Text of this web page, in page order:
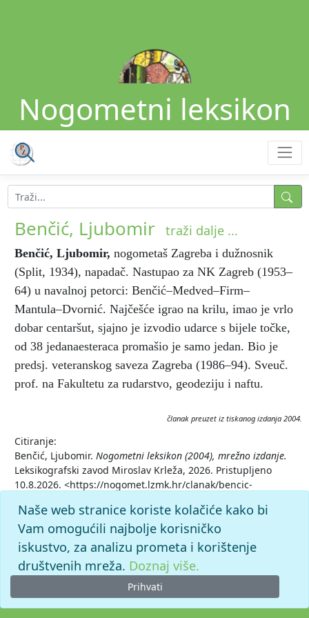
Nogometni leksikon
Benčić, Ljubomir traži dalje ...
Benčić, Ljubomir, nogometaš Zagreba i dužnosnik
(Split, 1934), napadač. Nastupao za NK Zagreb (1953–
64) u navalnoj petorci: Benčić–Medved–Firm–
Mantula–Dvornić. Najčešće igrao na krilu, imao je vrlo
dobar centaršut, sjajno je izvodio udarce s bijele točke,
od 38 jedanaesteraca promašio je samo jedan. Bio je
predsj. veteranskog saveza Zagreba (1986–94). Sveuč.
prof. na Fakultetu za rudarstvo, geodeziju i naftu.
članak preuzet iz tiskanog izdanja 2004.
Citiranje:
Benčić, Ljubomir. Nogometni leksikon (2004), mrežno izdanje.
Leksikografski zavod Miroslav Krleža, 2026. Pristupljeno
10.8.2026. <https://nogomet.lzmk.hr/clanak/bencic-
Naše web stranice koriste kolačiće kako bi
Vam omogućili najbolje korisničko
iskustvo, za analizu prometa i korištenje
društvenih mreža. Doznaj više.
Prihvati
© 2026. -Leksikografski zavodMiroslav Krleža